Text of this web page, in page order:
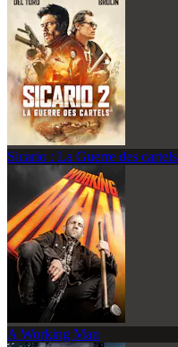
Sicario : La Guerre des cartels
A Working Man